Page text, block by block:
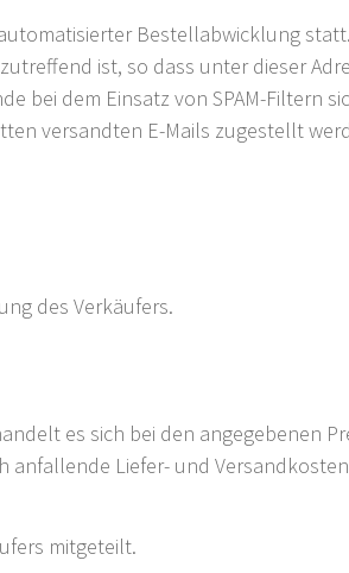
Bestellabwicklung
ist, so dass unter dieser
bei dem Einsatz von SPAM-Filtern
versandten E-Mails zugestellt
des Verkäufers.
es sich bei den angegebenen
anfallende Liefer- und
mitgeteilt.